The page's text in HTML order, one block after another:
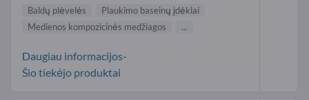
Baldų plėvelės
Plaukimo baseinų įdėklai
Medienos kompozicinės medžiagos
...
Daugiau informacijos-
Šio tiekėjo produktai